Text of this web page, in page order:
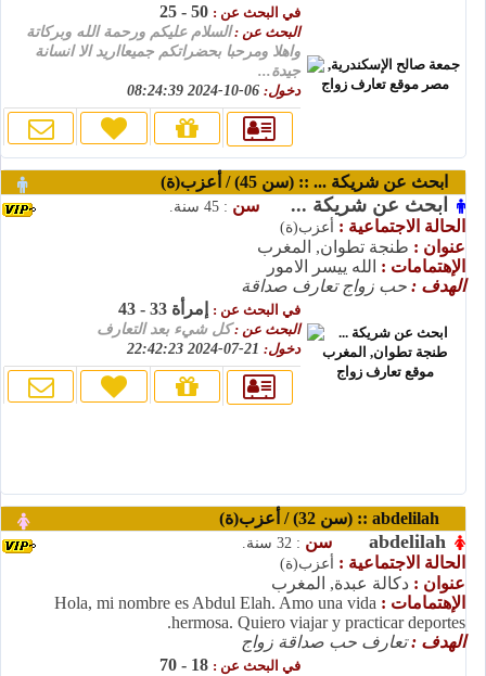
في البحث عن :
البحث عن :السلام عليكم ورحمة الله وبركاتة
واهلا ومرحبا بحضراتكم جميعااريد الا انسانة
جيدة...
دخول:
ابحث عن شريكة ... :: (سن 45) / أعزب(ة)
ابحث عن شريكة ... سن : 45 سنة.
الحالة الاجتماعية : أعزب(ة)
عنوان : طنجة تطوان, المغرب
الإهتمامات : الله ييسر الامور
الهدف : حب زواج تعارف صداقة
في البحث عن : إمرأة 33 - 43
البحث عن :كل شيء بعد التعارف
دخول:
abdelilah سن : 32 سنة.
الحالة الاجتماعية : أعزب(ة)
عنوان : دكالة عبدة, المغرب
الإهتمامات : Hola, mi nombre es Abdul Elah. Amo una vida
hermosa. Quiero viajar y practicar deportes.
الهدف :تعارف حب صداقة زواج
في البحث عن :